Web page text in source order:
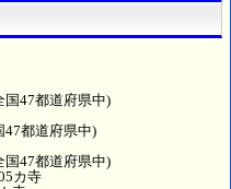
国47都道府県中)
47都道府県中)
国47都道府県中)
カ寺